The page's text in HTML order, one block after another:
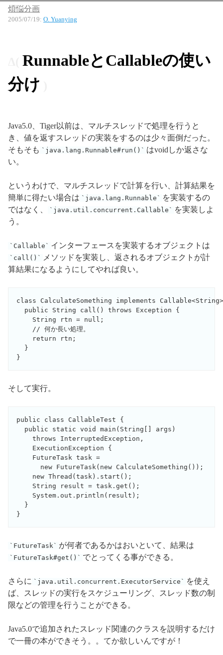
煩悩分画
2005/07/19: O. Yuanying
RunnableとCallableの使い
分け
Java5.0、Tiger以前は、マルチスレッドで処理を行うと
き、値を返すスレッドの実装をするのは少々面倒だった。
そもそも
java.lang.Runnable#run()
はvoidしか返さな
い。
というわけで、マルチスレッドで計算を行い、計算結果を
簡単に得たい場合は
java.lang.Runnable
を実装するの
ではなく、
java.util.concurrent.Callable
を実装しよ
う。
Callable インターフェースを実装するオブジェクトは
call()
メソッドを実装し、返されるオブジェクトが計
算結果になるようにしてやれば良い。
class CalculateSomething implements
  public String call() throws Exception {
    String rtn = null;
    // 何か長い処理。
    return rtn;
  }
}
そして実行。
public class CallableTest {
  public static void main(String[] args)
    throws InterruptedException,
    ExecutionException {
    FutureTask
task =
      new FutureTask
(new CalculateSomething());
    new Thread(task).start();
    String result = task.get();
    System.out.println(result);
  }
}
FutureTask が何者であるかはおいといて、結果は
FutureTask#get() でとってくる事ができる。
さらに java.util.concurrent.ExecutorService
を使え
ば、スレッドの実行をスケジューリング、スレッド数の制
限などの管理を行うことができる。
Java5.0で追加されたスレッド関連のクラスを説明するだけ
で一冊の本ができそう。。てか欲しいんですが！